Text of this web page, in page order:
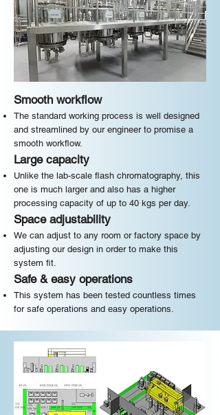
Smooth workflow
The standard working process is well designed
and streamlined by our engineer to promise a
smooth workflow.
Large capacity
Unlike the lab-scale flash chromatography, this
one is much larger and also has a higher
processing capacity of up to 40 kgs per day.
Space adjustability
We can adjust to any room or factory space by
adjusting our design in order to make this
system fit.
Safe & easy operations
This system has been tested countless times
for safe operations and easy operations.